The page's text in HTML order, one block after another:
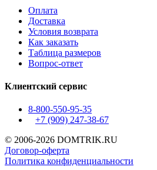
Оплата
Доставка
Условия возврата
Как заказать
Таблица размеров
Вопрос-ответ
Клиентский сервис
8-800-550-95-35
+7 (909) 247-38-67
© 2006-2026 DOMTRIK.RU
Договор-оферта
Политика конфиденциальности